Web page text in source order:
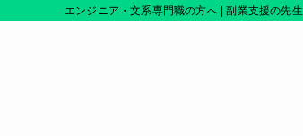
エンジニア・文系専門職の方へ | 副業支援の先生